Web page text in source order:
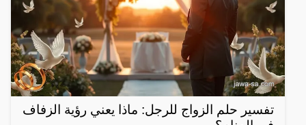
تفسير حلم الزواج للرجل: ماذا يعني رؤية الزفاف